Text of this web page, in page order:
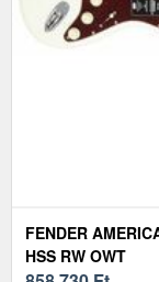
FENDER
HSS RW OWT